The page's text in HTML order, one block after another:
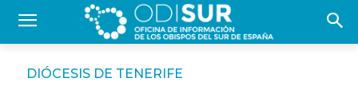
DIÓCESIS DE TENERIFE